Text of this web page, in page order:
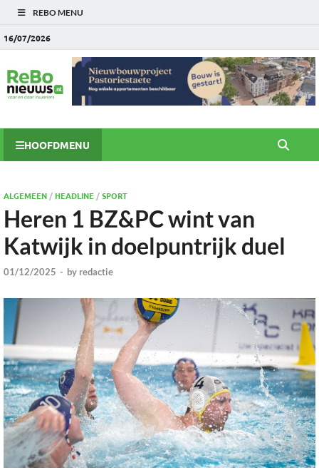
REBO MENU
16/07/2026
HOOFDMENU
ALGEMEEN/ HEADLINE/SPORT
Heren 1 BZ&PC wint van
Katwijk in doelpuntrijk duel
01/12/2025 - by redactie